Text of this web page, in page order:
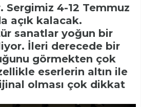
Sergimiz 4-12 Temmuz
açık kalacak.
sanatlar yoğun bir
İleri derecede bir
görmekten çok
eserlerin altın ile
olması çok dikkat